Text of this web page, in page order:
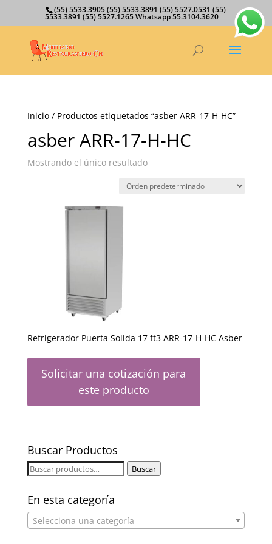
(55) 5533.3905 (55) 5533.3891 (55) 5527.0531 (55)
5533.3891 (55) 5527.1265 Whatsapp 55.3104.3620
Inicio/ Productos etiquetados “asber ARR-17-H-HC”
asber ARR-17-H-HC
Mostrando el único resultado
Refrigerador Puerta Solida 17 ft3 ARR-17-H-HC Asber
Solicitar una cotización para
este producto
Buscar Productos
Buscar
Buscar
En esta categoría
Selecciona una categoría